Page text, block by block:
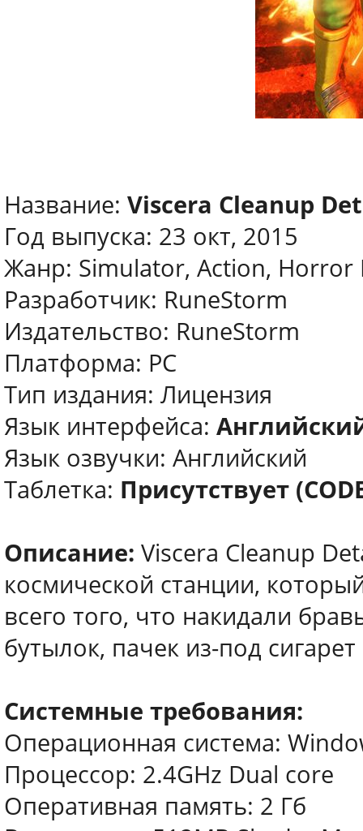
Название: Viscera Cleanup
Год выпуска: 23 окт, 2015
Жанр: Simulator, Аction, Horror
Разработчик: RuneStorm
Издательство: RuneStorm
Платформа: PC
Тип издания: Лицензия
Язык интерфейса:
Язык oзвучки: Английский
Таблетка: Присутствует
Описание: Viscera Cleanup
космической станции,
всего того, что накидали
бутылок, пачек из-под
Системные требования:
Операционная система:
Процессор: 2.4GHz Dual core
Оперативная память: 2 Гб